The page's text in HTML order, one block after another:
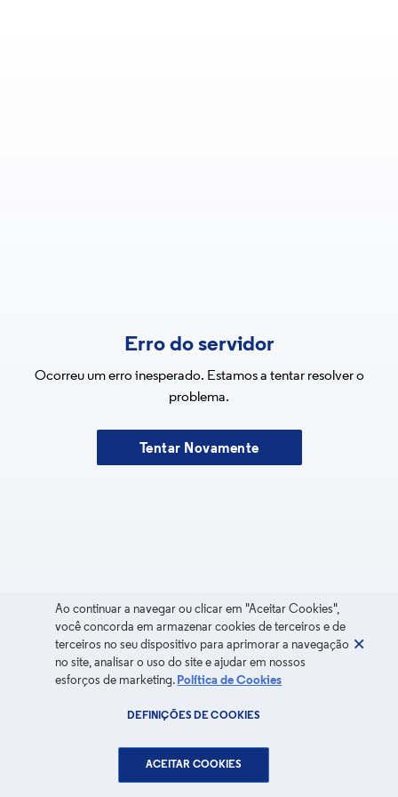
Erro do servidor
Ocorreu um erro inesperado. Estamos a tentar resolver o
problema.
Tentar Novamente
Ao continuar a navegar ou clicar em "Aceitar Cookies",
você concorda em armazenar cookies de terceiros e de
terceiros no seu dispositivo para aprimorar a navegação
no site, analisar o uso do site e ajudar em nossos
esforços de marketing. Política de Cookies
DEFINIÇÕES DE COOKIES
ACEITAR COOKIES